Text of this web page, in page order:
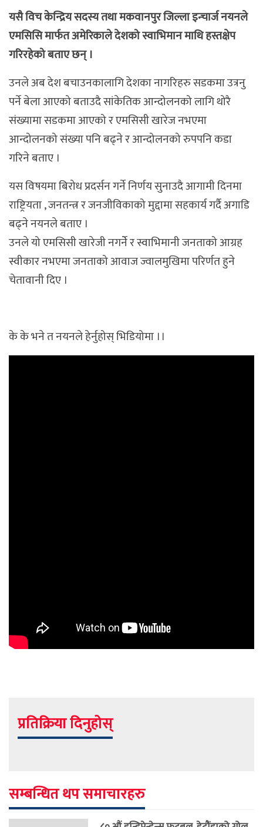
यसै विच केन्द्रिय सदस्य तथा मकवानपुर जिल्ला इन्चार्ज नयनले
एमसिसि मार्फत अमेरिकाले देशको स्वाभिमान माथि हस्तक्षेप
गरिरहेको बताए छन् ।
उनले अब देश बचाउनकालागि देशका नागरिहरु सडकमा उत्रनु
पर्ने बेला आएको बताउदै सांकेतिक आन्दोलनको लागि थोरै
संख्यामा सडकमा आएको र एमसिसी खारेज नभएमा
आन्दोलनको संख्या पनि बढ्ने र आन्दोलनको रुपपनि कडा
गरिने बताए ।
यस विषयमा बिरोध प्रदर्सन गर्ने निर्णय सुनाउदै आगामी दिनमा
राष्ट्रियता , जनतन्त्र र जनजीविकाको मुद्दामा सहकार्य गर्दै अगाडि
बढ्ने नयनले बताए ।
उनले यो एमसिसी खारेजी नगर्नेे र स्वाभिमानी जनताको आग्रह
स्वीकार नभएमा जनताको आवाज ज्वालमुखिमा परिर्णत हुने
चेतावानी दिए ।
के के भने त नयनले हेर्नुहोस् भिडियोमा ।।
प्रतिक्रिया दिनुहोस्
सम्बन्धित थप समाचारहरु